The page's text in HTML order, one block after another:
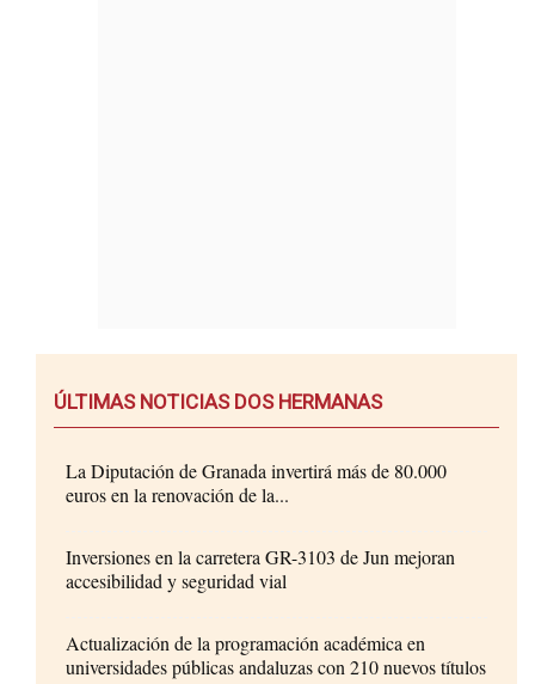
ÚLTIMAS NOTICIAS DOS HERMANAS
La Diputación de Granada invertirá más de 80.000
euros en la renovación de la...
Inversiones en la carretera GR-3103 de Jun mejoran
accesibilidad y seguridad vial
Actualización de la programación académica en
universidades públicas andaluzas con 210 nuevos títulos